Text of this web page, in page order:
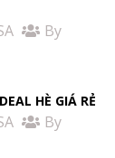
By
HÈ GIÁ RẺ
By